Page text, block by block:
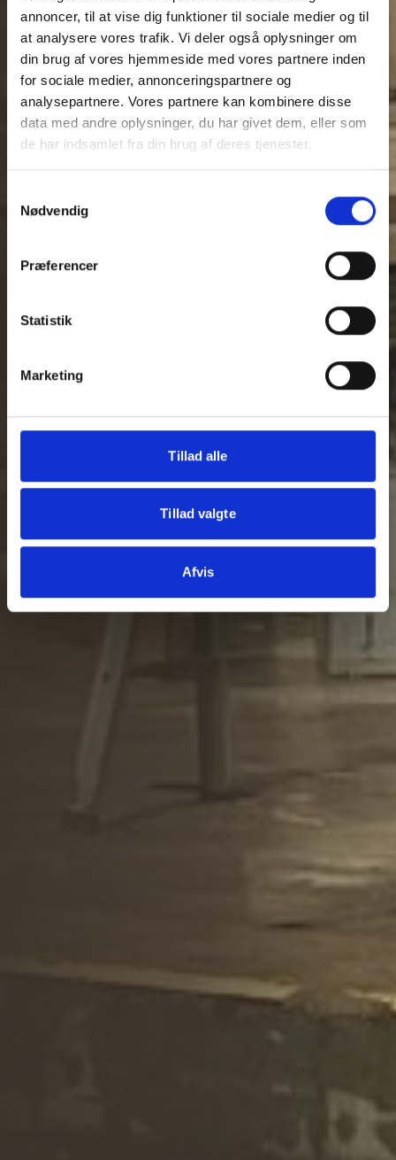
annoncer, til at vise dig funktioner til sociale medier og til
at analysere vores trafik. Vi deler også oplysninger om
din brug af vores hjemmeside med vores partnere inden
for sociale medier, annonceringspartnere og
analysepartnere. Vores partnere kan kombinere disse
data med andre oplysninger, du har givet dem, eller som
de har indsamlet fra din brug af deres tjenester.
Nødvendig
Præferencer
Statistik
Marketing
Tillad alle
Tillad valgte
Afvis